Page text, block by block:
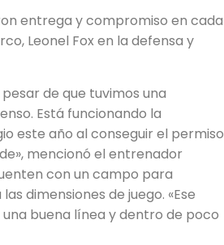
entrega y compromiso en cada
Leonel Fox en la defensa y
de que tuvimos una
Está funcionando la
este año al conseguir el permiso
mencionó el entrenador
con un campo para
dimensiones de juego. «Ese
buena línea y dentro de poco